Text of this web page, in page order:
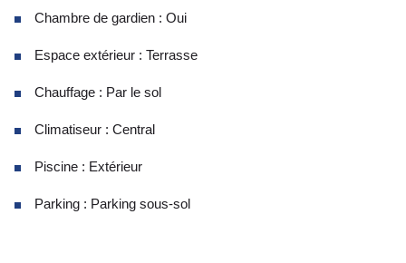
Chambre de gardien : Oui
Espace extérieur : Terrasse
Chauffage : Par le sol
Climatiseur : Central
Piscine : Extérieur
Parking : Parking sous-sol